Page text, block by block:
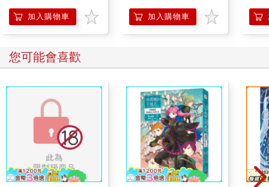
加入購物車 加入購物車
您可能會喜歡